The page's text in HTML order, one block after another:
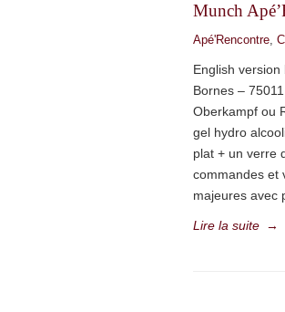
Munch
Apé'Rencontre,
English
Bornes –
Oberkampf ou
gel hydro
plat + un verre
commandes et
majeures avec
Lire la suite →